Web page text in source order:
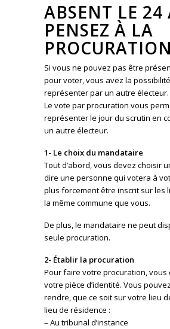
ABSENT LE 24
PENSEZ À LA
Si vous ne pouvez pas être
pour voter, vous avez la
représenter par un autre électeur.
Le vote par procuration vous
représenter le jour du scrutin en
un autre électeur.
1- Le choix du mandataire
Tout d’abord, vous devez choisir
dire une personne qui votera à
plus forcement être inscrit sur les
la même commune que vous.
De plus, le mandataire ne peut
seule procuration.
2- Établir la procuration
Pour faire votre procuration, vous
votre pièce d’identité. Vous
rendre, que ce soit sur votre lieu
lieu de résidence :
– Au tribunal d’instance